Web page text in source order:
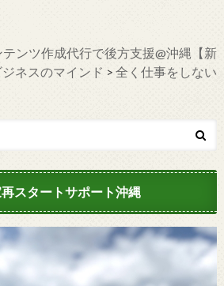
ンツ作成代行で後方支援@沖縄【新
ジネスのマインド > 全く仕事をしない
スタートサポート沖縄